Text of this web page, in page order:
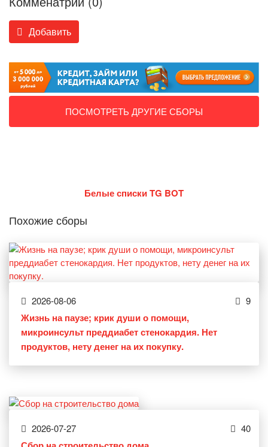
Добавить
ПОСМОТРЕТЬ ДРУГИЕ СБОРЫ
Белые списки TG BOT
Похожие сборы
2026-08-06 9
Жизнь на паузе; крик души о помощи,
микроинсульт преддиабет стенокардия. Нет
продуктов, нету денег на их покупку.
2026-07-27 40